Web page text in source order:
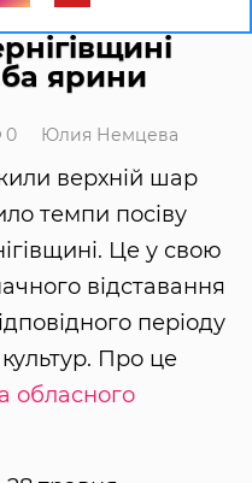
ярини
0 Юлия Немцева
верхній шар
темпи посіву
Це у свою
відставання
періоду
Про це
обласного